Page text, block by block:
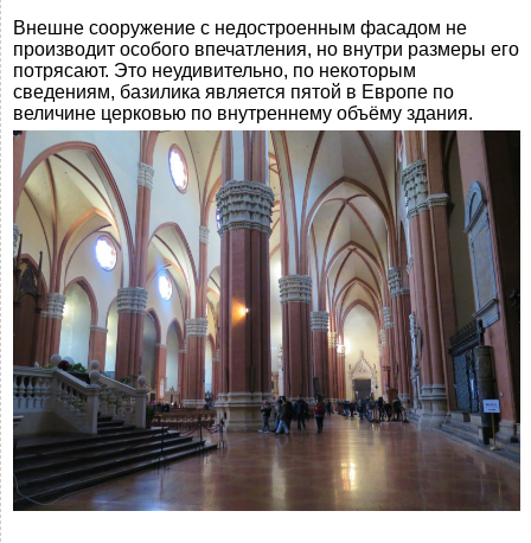
Внешне сооружение с недостроенным фасадом не
производит особого впечатления, но внутри размеры его
потрясают. Это неудивительно, по некоторым
сведениям, базилика является пятой в Европе по
величине церковью по внутреннему объёму здания.